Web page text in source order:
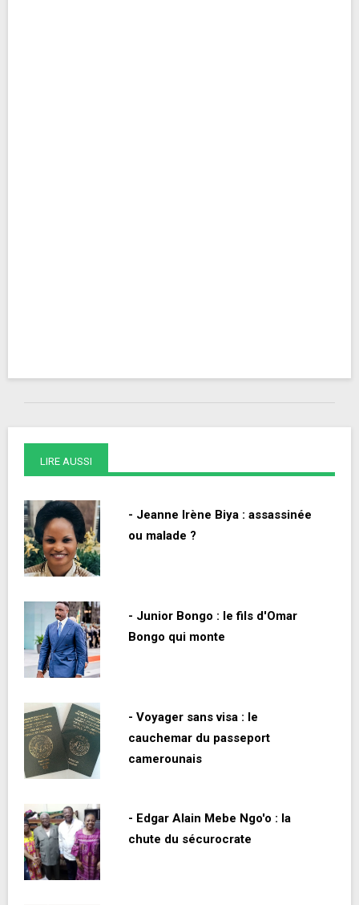
LIRE AUSSI
- Jeanne Irène Biya : assassinée
ou malade ?
- Junior Bongo : le fils d'Omar
Bongo qui monte
- Voyager sans visa : le
cauchemar du passeport
camerounais
- Edgar Alain Mebe Ngo'o : la
chute du sécurocrate